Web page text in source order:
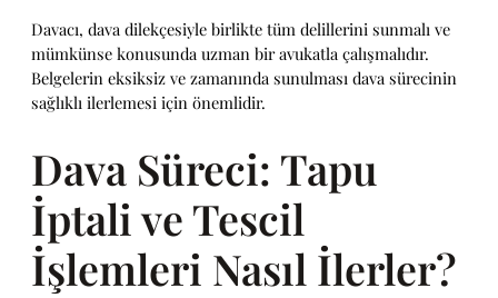
Davacı, dava dilekçesiyle birlikte tüm delillerini sunmalı ve
mümkünse konusunda uzman bir avukatla çalışmalıdır.
Belgelerin eksiksiz ve zamanında sunulması dava sürecinin
sağlıklı ilerlemesi için önemlidir.
Dava Süreci: Tapu
İptali ve Tescil
İşlemleri Nasıl İlerler?